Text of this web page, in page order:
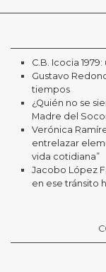
C.B. Icocia
Gustavo
tiempos
¿Quién no se
Madre del
Verónica
entrelazar
vida cotidiana”
Jacobo López
en ese tránsito